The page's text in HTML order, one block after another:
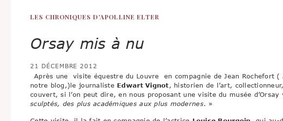
LES CHRONIQUES D'APOLLINE ELTER
Orsay mis à nu
21 DÉCEMBRE 2012
Après une visite équestre du Louvre en compagnie de Jean Rochefort (
notre blog,)le journaliste Edwart Vignot, historien de l’art,
couvert, si l’on peut dire, en nous proposant une visite du musée
sculptés, des plus académiques aux plus modernes. »